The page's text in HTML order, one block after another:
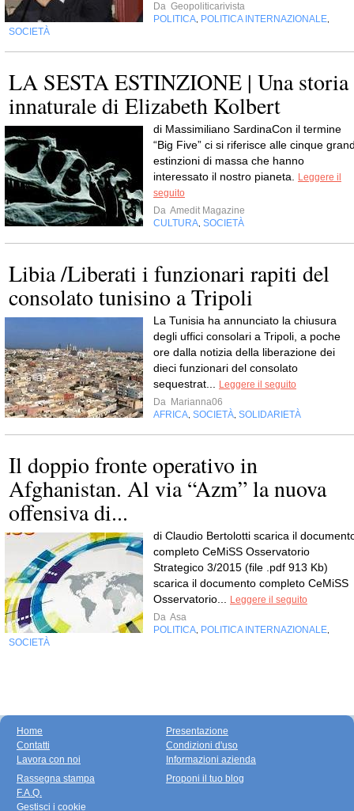
Da Geopoliticarivista
POLITICA POLITICA INTERNAZIONALE
SOCIETÀ
LA SESTA ESTINZIONE | Una storia
innaturale di Elizabeth Kolbert
di Massimiliano SardinaCon il termine
“Big Five” ci si riferisce alle cinque
estinzioni di massa che hanno
interessato il nostro pianeta.
Leggere il
seguito
Da Amedit Magazine
CULTURA SOCIETÀ
Libia /Liberati i funzionari rapiti del
consolato tunisino a Tripoli
La Tunisia ha annunciato la chiusura
degli uffici consolari a Tripoli, a poche
ore dalla notizia della liberazione dei
dieci funzionari del consolato
sequestrat...
Leggere il seguito
Da Marianna06
AFRICA SOCIETÀ SOLIDARIETÀ
Il doppio fronte operativo in
Afghanistan. Al via “Azm” la nuova
offensiva di...
di Claudio Bertolotti scarica il
completo CeMiSS Osservatorio
Strategico 3/2015 (file .pdf 913 Kb)
scarica il documento completo CeMiSS
Osservatorio...
Leggere il seguito
Da Asa
POLITICA POLITICA INTERNAZIONALE
SOCIETÀ
Home
Contatti
Lavora con noi
Presentazione
Condizioni d'uso
Informazioni azienda
Rassegna stampa
F.A.Q.
Gestisci i cookie
Proponi il tuo blog